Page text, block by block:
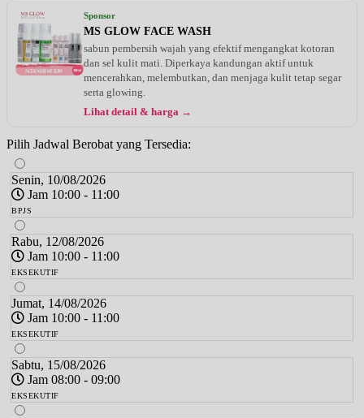
Sponsor
MS GLOW FACE WASH
sabun pembersih wajah yang efektif mengangkat kotoran
dan sel kulit mati. Diperkaya kandungan aktif untuk
mencerahkan, melembutkan, dan menjaga kulit tetap segar
serta glowing.
Lihat detail & harga →
Pilih Jadwal Berobat yang Tersedia:
Senin, 10/08/2026
Jam 10:00 - 11:00
BPJS
Rabu, 12/08/2026
Jam 10:00 - 11:00
EKSEKUTIF
Jumat, 14/08/2026
Jam 10:00 - 11:00
EKSEKUTIF
Sabtu, 15/08/2026
Jam 08:00 - 09:00
EKSEKUTIF